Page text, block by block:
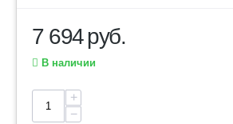
7 694руб.
В наличии
+
−